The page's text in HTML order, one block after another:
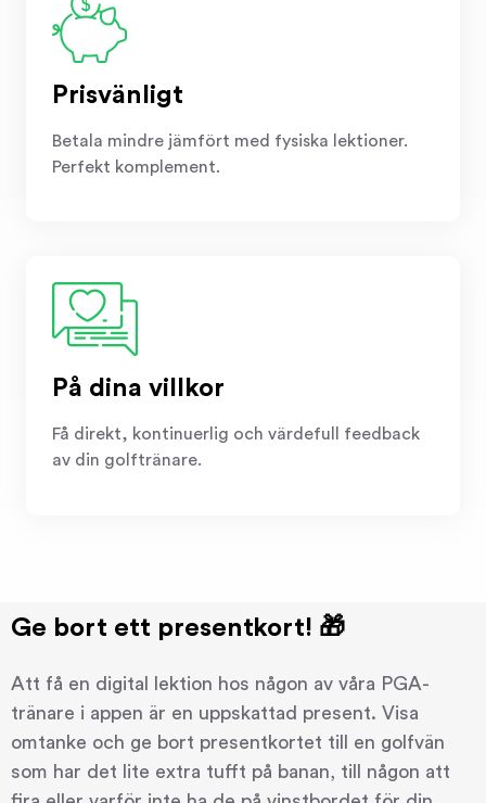
Prisvänligt
Betala mindre jämfört med fysiska lektioner.
Perfekt komplement.
På dina villkor
Få direkt, kontinuerlig och värdefull feedback
av din golftränare.
Ge bort ett presentkort! 🎁
Att få en digital lektion hos någon av våra PGA-
tränare i appen är en uppskattad present. Visa
omtanke och ge bort presentkortet till en golfvän
som har det lite extra tufft på banan, till någon att